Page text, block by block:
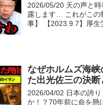
2026/05/20 天の声と
露します… これがこの
事】 【2023.9.7】厚生
なぜホルムズ海
た出光佐三の決断
2026/04/02 日本の誇
か！？70年前に命を懸